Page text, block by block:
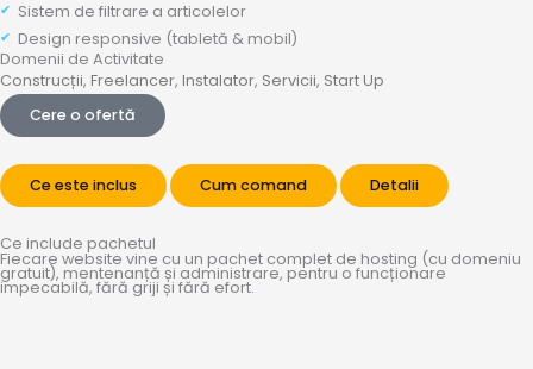
Sistem de filtrare a articolelor
Design responsive (tabletă & mobil)
Domenii de Activitate
Construcții, Freelancer, Instalator, Servicii, Start Up
Cere o ofertă
Ce este inclus Cum comand Detalii
Ce include pachetul
Fiecare website vine cu un pachet complet de hosting (cu domeniu
gratuit), mentenanță și administrare, pentru o funcționare
impecabilă, fără griji și fără efort.